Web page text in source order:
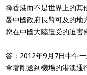
擇香港而不是世界上的
憂中國政府長臂可及的地
您在中國大陸遭受的迫害
答：2012年9月7日中午
拿著剛送到機場的港澳通